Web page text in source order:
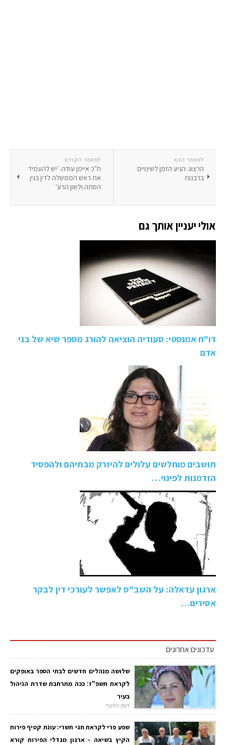
למאמר הקודם
ח"כ איימן עודה: 'יש להעמיד
את ראש הממשלה לדין בגין
הסתה ולשון הרע'
למאמר הבא
הרצוג: הגיע הזמן לשינויים
ברבנות
אולי יעניין אותך גם
דו"ח אמנסטי: סעודיה הוציאה להורג מספר שיא של בני
אדם
תושבים מוחלשים עלולים להיזרק מבתיהם ולהפסיד
הזדמנות לפינוי…
ארגון עדאלה: על השב"ס לאפשר לעורכי דין לבקר
אסירים…
עדכונים אחרונים
שלושה מנהלים חדשים לבתי הספר באופקים
לקראת תשפ"ז: ככה מתרחבת שדרת הניהול
בעיר
דופק החינוך
שפע פרי לקראת חגי תשרי: עונת קטיף פירות
הקיץ בשיאה - ארגון מגדלי הפירות קורא